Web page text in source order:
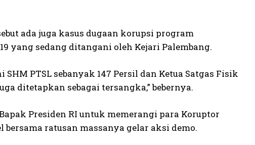
ada juga kasus dugaan korupsi program
yang sedang ditangani oleh Kejari Palembang.
PTSL sebanyak 147 Persil dan Ketua Satgas Fisik
ditetapkan sebagai tersangka,” bebernya.
Presiden RI untuk memerangi para Koruptor
bersama ratusan massanya gelar aksi demo.